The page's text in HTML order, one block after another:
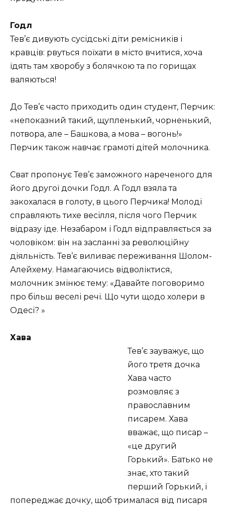
Годл
Тев’є дивують сусідські діти ремісників і
кравців: рвуться поїхати в місто вчитися, хоча
їдять там хворобу з болячкою та по горищах
валяються!
До Тев’є часто приходить один студент, Перчик:
«непоказний такий, щупленький, чорненький,
потвора, але – Башкова, а мова – вогонь!»
Перчик також навчає грамоті дітей молочника.
Сват пропонує Тев’є заможного нареченого для
його другої дочки Годл. А Годл взяла та
закохалася в голоту, в цього Перчика! Молоді
справляють тихе весілля, після чого Перчик
відразу їде. Незабаром і Годл відправляється за
чоловіком: він на засланні за революційну
діяльність. Тев’є виливає переживання Шолом-
Алейхему. Намагаючись відволіктися,
молочник змінює тему: «Давайте поговоримо
про більш веселі речі. Що чути щодо холери в
Одесі? »
Хава
Тев’є зауважує, що
його третя дочка
Хава часто
розмовляє з
православним
писарем. Хава
вважає, що писар –
«це другий
Горький». Батько не
знає, хто такий
перший Горький, і
попереджає дочку, щоб трималася від писаря